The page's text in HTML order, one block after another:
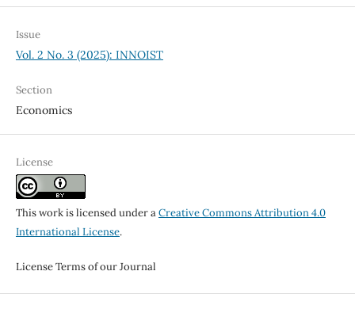
Issue
Vol. 2 No. 3 (2025): INNOIST
Section
Economics
License
This work is licensed under aCreative Commons Attribution 4.0
International License.
License Terms of our Journal